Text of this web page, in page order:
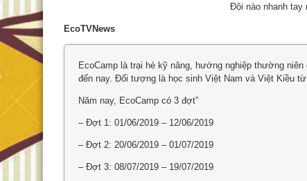
Đội nào nhanh tay
EcoTVNews
EcoCamp là trại hè kỹ năng, hướng nghiệp thường
đến nay. Đối tượng là học sinh Việt Nam và Việt Kiều
Năm nay, EcoCamp có 3 đợt”
– Đợt 1: 01/06/2019 – 12/06/2019
– Đợt 2: 20/06/2019 – 01/07/2019
– Đợt 3: 08/07/2019 – 19/07/2019